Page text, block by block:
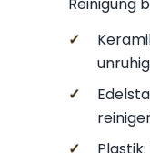
✓
✓